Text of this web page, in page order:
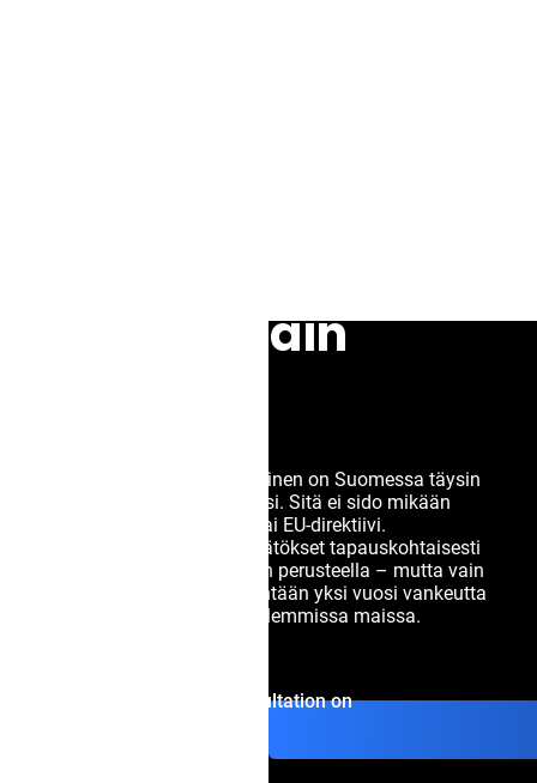
Suomen lain
Valko-Venäjälle luovuttaminen on Suomessa täysin
harkinnanvarainen prosessi. Sitä ei sido mikään
kansainvälinen sopimus tai EU-direktiivi.
Oikeusministeriö tekee päätökset tapauskohtaisesti
kansallisen lainsäädännön perusteella – mutta vain
jos rikoksesta uhkaa vähintään yksi vuosi vankeutta
ja teko on rangaistava molemmissa maissa.
Get consultation on